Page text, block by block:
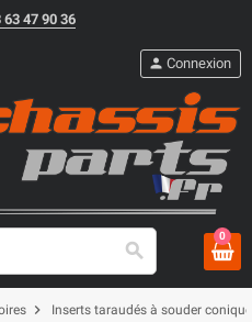
47 90 36
search
person Connexion
0
chevron_right Inserts taraudés à souder conique